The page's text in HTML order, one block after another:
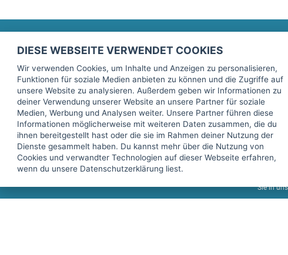
Marktplatz
Kontakt
Preise Marktplatz
FAQ Marktplatz
Über uns
Werbebuchungen
Rechtliches
Impressum
AGB
Datenschutz
Sicherheit
Top-Inserat kündigen
Trage dich
Ich
services
diese
Sie in
DIESE WEBSEITE VERWENDET COOKIES
Wir verwenden Cookies, um Inhalte und Anzeigen zu personalisieren,
Funktionen für soziale Medien anbieten zu können und die Zugriffe auf
unsere Website zu analysieren. Außerdem geben wir Informationen zu
deiner Verwendung unserer Website an unsere Partner für soziale
Medien, Werbung und Analysen weiter. Unsere Partner führen diese
Informationen möglicherweise mit weiteren Daten zusammen, die du
ihnen bereitgestellt hast oder die sie im Rahmen deiner Nutzung der
Dienste gesammelt haben. Du kannst mehr über die Nutzung von
Cookies und verwandter Technologien auf dieser Webseite erfahren,
wenn du unsere Datenschutzerklärung liest.